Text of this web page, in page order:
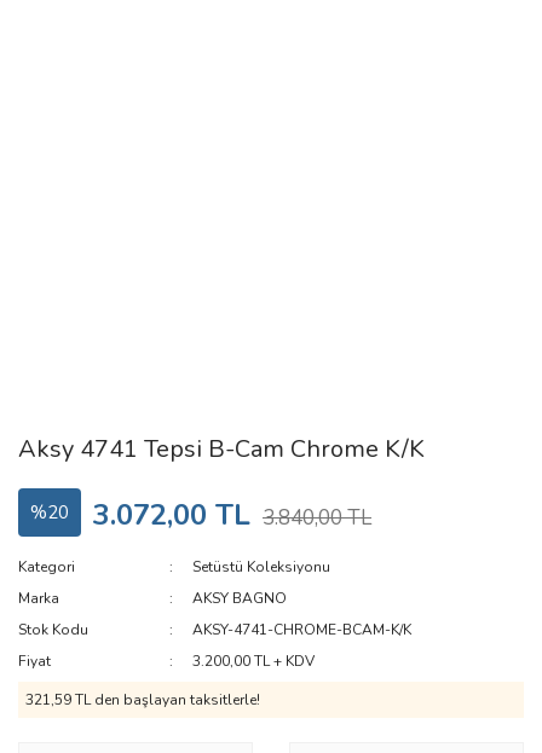
Aksy 4741 Tepsi B-Cam Chrome K/K
%20 3.072,00 TL 3.840,00 TL
Kategori
Setüstü Koleksiyonu
Marka
AKSY BAGNO
Stok Kodu
AKSY-4741-CHROME-BCAM-K/K
Fiyat
3.200,00 TL + KDV
321,59 TL den başlayan taksitlerle!